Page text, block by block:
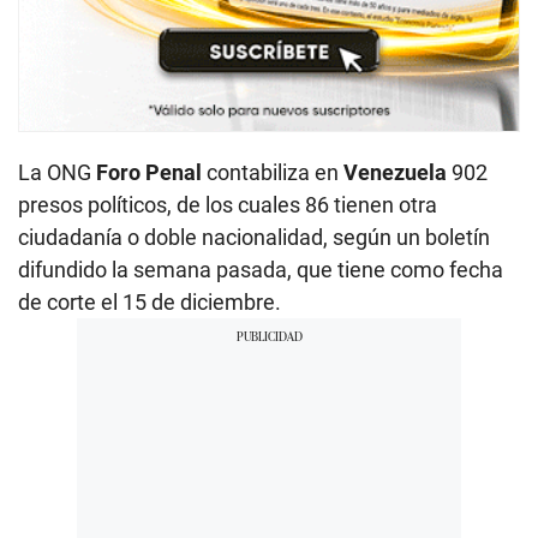
La ONG Foro Penal contabiliza en Venezuela 902
presos políticos, de los cuales 86 tienen otra
ciudadanía o doble nacionalidad, según un boletín
difundido la semana pasada, que tiene como fecha
de corte el 15 de diciembre.